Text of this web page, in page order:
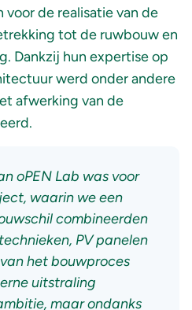
de realisatie van de
tot de ruwbouw en
Dankzij hun expertise op
werd onder andere
afwerking van de
oPEN Lab was voor
waarin we een
combineerden
PV panelen
het bouwproces
uitstraling
maar ondanks